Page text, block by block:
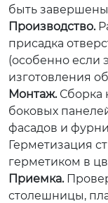
быть
Производство.
присадка
(особенно если
изготовления
Монтаж.Сборка
боковых
фасадов и
Герметизация
герметиком в
Приемка.
столешницы,